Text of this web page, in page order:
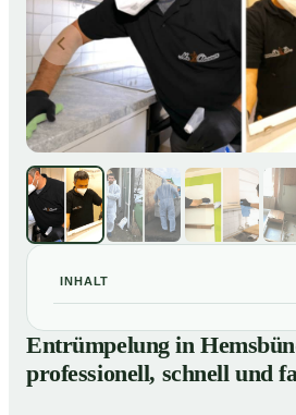
INHALT
01Entrümpelung in Hemsbünde –
und fachgerecht
Entrümpelung in
professionell, schnell und